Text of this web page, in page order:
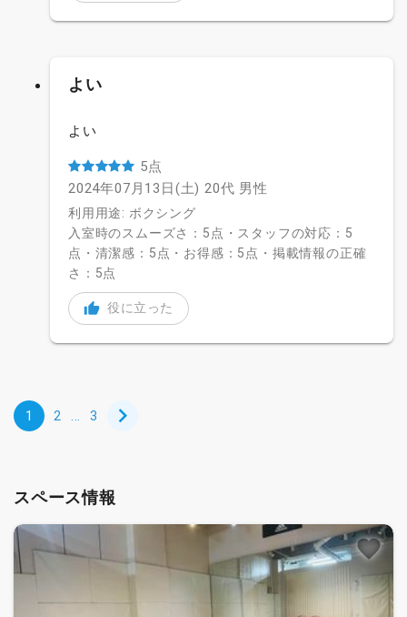
スペース情報
よい
よい
5点
2024年07月13日(土) 20代 男性
利用用途: ボクシング
入室時のスムーズさ：5点・スタッフの対応：5
点・清潔感：5点・お得感：5点・掲載情報の正確
さ：5点
役に立った
1 2 ... 3